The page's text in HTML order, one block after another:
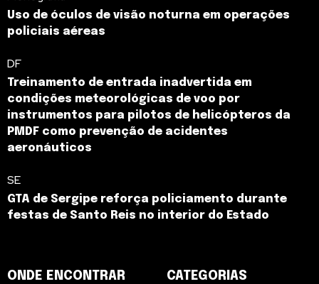
Uso de óculos de visão noturna em operações
policiais aéreas
DF
Treinamento de entrada inadvertida em
condições meteorológicas de voo por
instrumentos para pilotos de helicópteros da
PMDF como prevenção de acidentes
aeronáuticos
SE
GTA de Sergipe reforça policiamento durante
festas de Santo Reis no interior do Estado
ONDE ENCONTRAR CATEGORIAS